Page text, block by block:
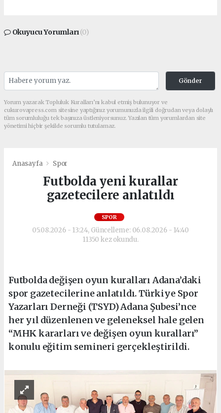
Okuyucu Yorumları(0)
Gönder
Yorum yazarak Topluluk Kuralları’nı kabul etmiş bulunuyor ve
cukurovapress.com sitesine yaptığınız yorumunuzla ilgili doğrudan veya dolaylı
tüm sorumluluğu tek başınıza üstleniyorsunuz. Yazılan tüm yorumlardan site
yönetimi hiçbir şekilde sorumlu tutulamaz.
Anasayfa Spor
Futbolda yeni kurallar
gazetecilere anlatıldı
SPOR
05.08.2026 - 13:24, Güncelleme: 06.08.2026 - 14:40
11350 kez okundu.
Futbolda değişen oyun kuralları Adana’daki
spor gazetecilerine anlatıldı. Türkiye Spor
Yazarları Derneği (TSYD) Adana Şubesi’nce
her yıl düzenlenen ve geleneksel hale gelen
“MHK kararları ve değişen oyun kuralları”
konulu eğitim semineri gerçekleştirildi.